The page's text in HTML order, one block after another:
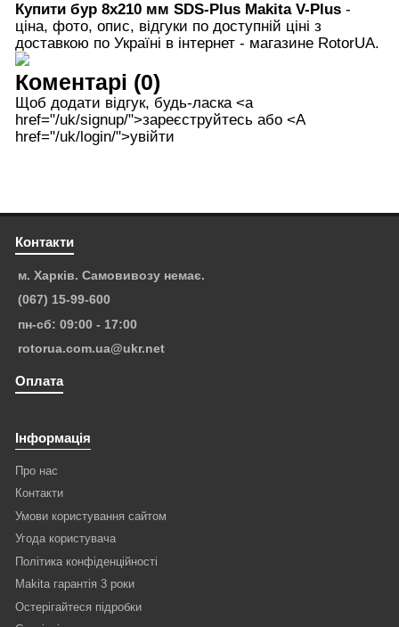
Купити бур 8х210 мм SDS-Plus Makita V-Plus-
ціна, фото, опис, відгуки по доступній ціні з
доставкою по Україні в інтернет - магазине RotorUA.
Коментарі (0)
Щоб додати відгук, будь-ласка <а
href="/uk/signup/">зареєструйтесь або <А
href="/uk/login/">увійти
Контакти
м. Харків. Самовивозу немає.
(067) 15-99-600
пн-сб: 09:00 - 17:00
rotorua.com.ua@ukr.net
Оплата
Інформація
Про нас
Контакти
Умови користування сайтом
Угода користувача
Політика конфіденційності
Makita гарантія 3 роки
Остерігайтеся підробки